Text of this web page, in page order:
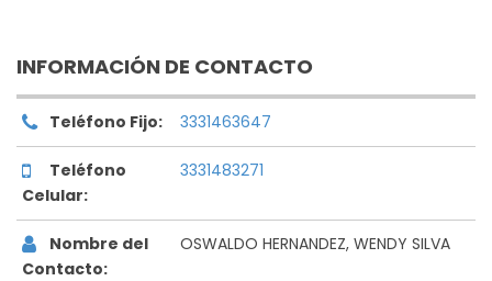
INFORMACIÓN DE CONTACTO
Teléfono Fijo: 3331463647
Teléfono
Celular:
3331483271
Nombre del
Contacto:
OSWALDO HERNANDEZ, WENDY SILVA